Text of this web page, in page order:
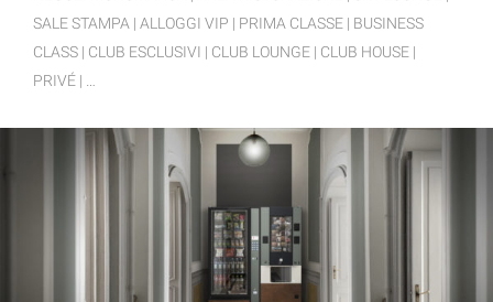
SALE STAMPA | ALLOGGI VIP | PRIMA CLASSE | BUSINESS
CLASS | CLUB ESCLUSIVI | CLUB LOUNGE | CLUB HOUSE |
PRIVÉ | …